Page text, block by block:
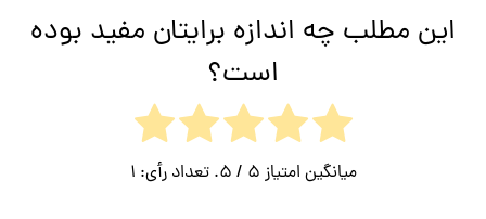
این مطلب چه اندازه برایتان مفید بوده
است؟
میانگین امتیاز 5 / 5. تعداد رأی: 1